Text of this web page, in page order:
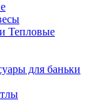
Тепловые
для баньки